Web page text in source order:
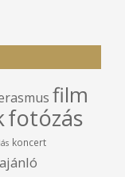
film
fotózás
koncert